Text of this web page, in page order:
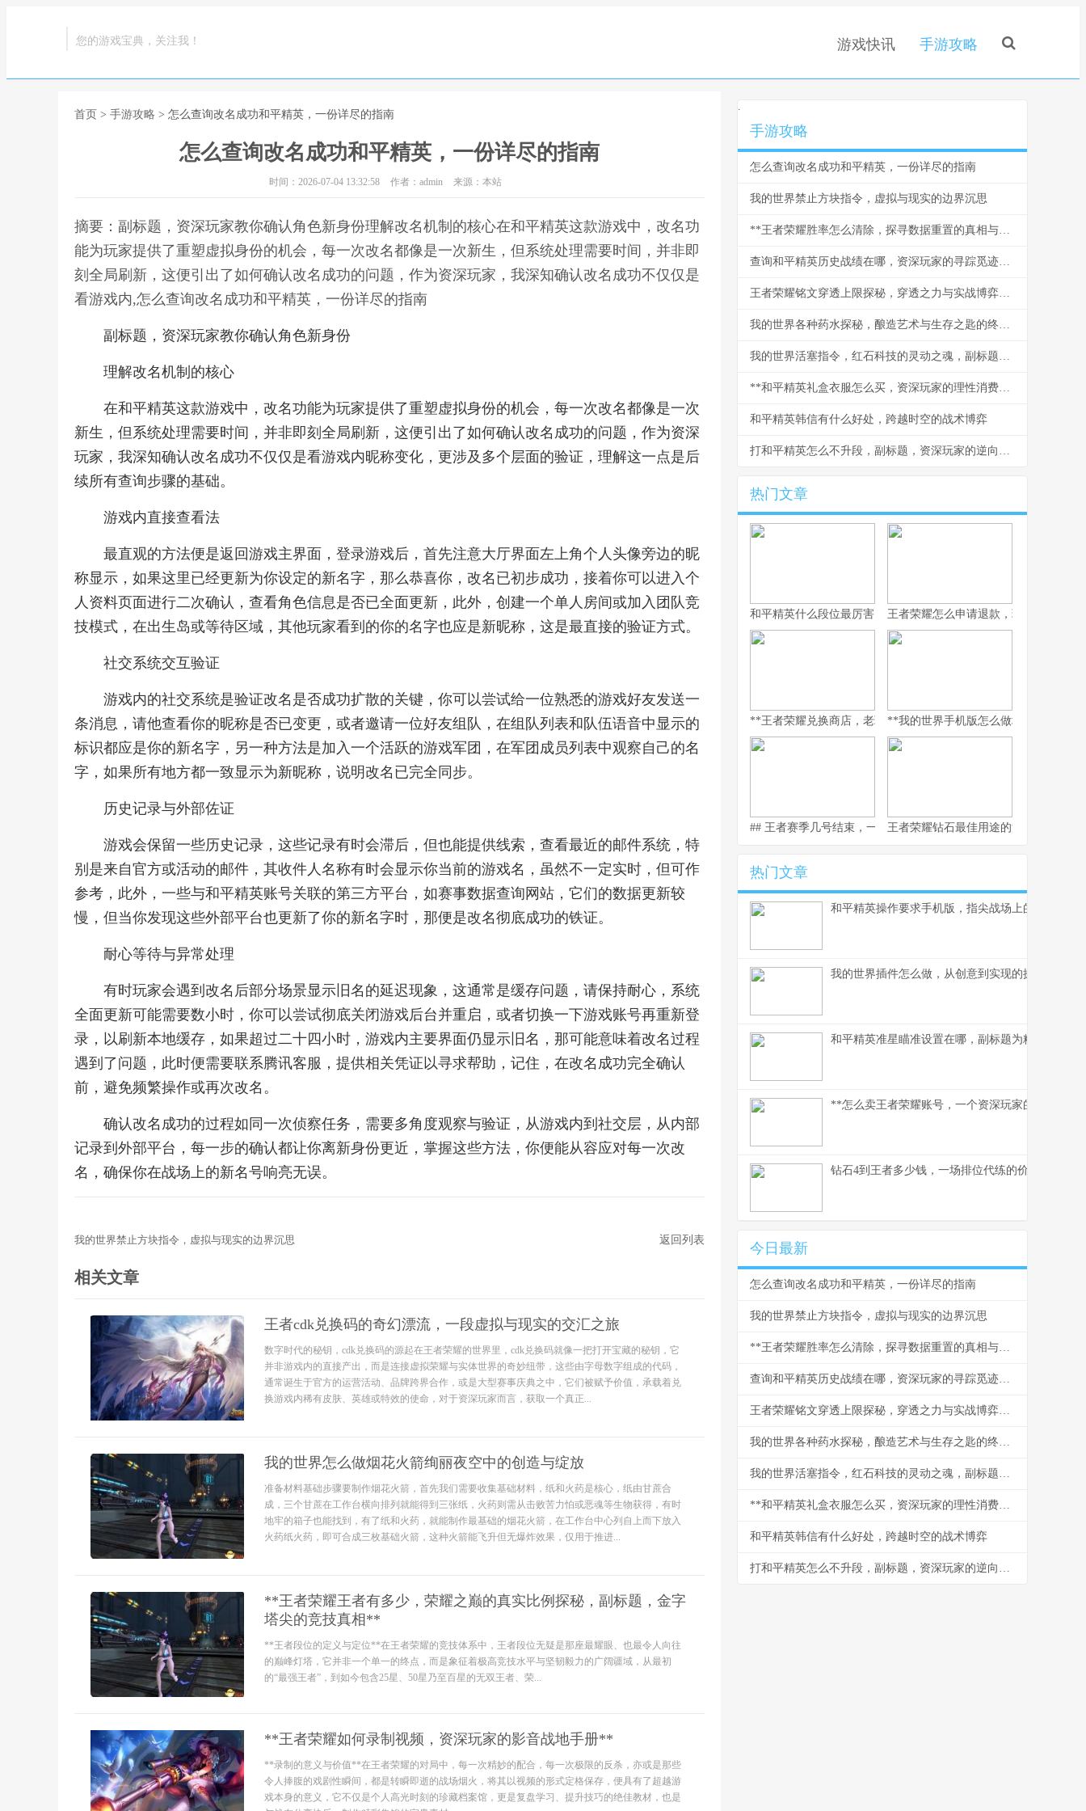
您的游戏宝典，关注我！ 游戏快讯 手游攻略
首页 > 手游攻略 > 怎么查询改名成功和平精英，一份详尽的指南
怎么查询改名成功和平精英，一份详尽的指南
时间：2026-07-04 13:32:58 作者：admin 来源：本站
摘要：副标题，资深玩家教你确认角色新身份理解改名机制的核心在和平精英这款游戏中，改名功
能为玩家提供了重塑虚拟身份的机会，每一次改名都像是一次新生，但系统处理需要时间，并非即
刻全局刷新，这便引出了如何确认改名成功的问题，作为资深玩家，我深知确认改名成功不仅仅是
看游戏内,怎么查询改名成功和平精英，一份详尽的指南
副标题，资深玩家教你确认角色新身份
理解改名机制的核心
在和平精英这款游戏中，改名功能为玩家提供了重塑虚拟身份的机会，每一次改名都像是一次
新生，但系统处理需要时间，并非即刻全局刷新，这便引出了如何确认改名成功的问题，作为资深
玩家，我深知确认改名成功不仅仅是看游戏内昵称变化，更涉及多个层面的验证，理解这一点是后
续所有查询步骤的基础。
游戏内直接查看法
最直观的方法便是返回游戏主界面，登录游戏后，首先注意大厅界面左上角个人头像旁边的昵
称显示，如果这里已经更新为你设定的新名字，那么恭喜你，改名已初步成功，接着你可以进入个
人资料页面进行二次确认，查看角色信息是否已全面更新，此外，创建一个单人房间或加入团队竞
技模式，在出生岛或等待区域，其他玩家看到的你的名字也应是新昵称，这是最直接的验证方式。
社交系统交互验证
游戏内的社交系统是验证改名是否成功扩散的关键，你可以尝试给一位熟悉的游戏好友发送一
条消息，请他查看你的昵称是否已变更，或者邀请一位好友组队，在组队列表和队伍语音中显示的
标识都应是你的新名字，另一种方法是加入一个活跃的游戏军团，在军团成员列表中观察自己的名
字，如果所有地方都一致显示为新昵称，说明改名已完全同步。
历史记录与外部佐证
游戏会保留一些历史记录，这些记录有时会滞后，但也能提供线索，查看最近的邮件系统，特
别是来自官方或活动的邮件，其收件人名称有时会显示你当前的游戏名，虽然不一定实时，但可作
参考，此外，一些与和平精英账号关联的第三方平台，如赛事数据查询网站，它们的数据更新较
慢，但当你发现这些外部平台也更新了你的新名字时，那便是改名彻底成功的铁证。
耐心等待与异常处理
有时玩家会遇到改名后部分场景显示旧名的延迟现象，这通常是缓存问题，请保持耐心，系统
全面更新可能需要数小时，你可以尝试彻底关闭游戏后台并重启，或者切换一下游戏账号再重新登
录，以刷新本地缓存，如果超过二十四小时，游戏内主要界面仍显示旧名，那可能意味着改名过程
遇到了问题，此时便需要联系腾讯客服，提供相关凭证以寻求帮助，记住，在改名成功完全确认
前，避免频繁操作或再次改名。
确认改名成功的过程如同一次侦察任务，需要多角度观察与验证，从游戏内到社交层，从内部
记录到外部平台，每一步的确认都让你离新身份更近，掌握这些方法，你便能从容应对每一次改
名，确保你在战场上的新名号响亮无误。
我的世界禁止方块指令，虚拟与现实的边界沉思 返回列表
相关文章
王者cdk兑换码的奇幻漂流，一段虚拟与现实的交汇之旅
数字时代的秘钥，cdk兑换码的源起在王者荣耀的世界里，cdk兑换码就像一把打开宝藏的秘钥，它
并非游戏内的直接产出，而是连接虚拟荣耀与实体世界的奇妙纽带，这些由字母数字组成的代码，
通常诞生于官方的运营活动、品牌跨界合作，或是大型赛事庆典之中，它们被赋予价值，承载着兑
换游戏内稀有皮肤、英雄或特效的使命，对于资深玩家而言，获取一个真正...
我的世界怎么做烟花火箭绚丽夜空中的创造与绽放
准备材料基础步骤要制作烟花火箭，首先我们需要收集基础材料，纸和火药是核心，纸由甘蔗合
成，三个甘蔗在工作台横向排列就能得到三张纸，火药则需从击败苦力怕或恶魂等生物获得，有时
地牢的箱子也能找到，有了纸和火药，就能制作最基础的烟花火箭，在工作台中心列自上而下放入
火药纸火药，即可合成三枚基础火箭，这种火箭能飞升但无爆炸效果，仅用于推进...
**王者荣耀王者有多少，荣耀之巅的真实比例探秘，副标题，金字
塔尖的竞技真相**
**王者段位的定义与定位**在王者荣耀的竞技体系中，王者段位无疑是那座最耀眼、也最令人向往
的巅峰灯塔，它并非一个单一的终点，而是象征着极高竞技水平与坚韧毅力的广阔疆域，从最初
的“最强王者”，到如今包含25星、50星乃至百星的无双王者、荣...
**王者荣耀如何录制视频，资深玩家的影音战地手册**
**录制的意义与价值**在王者荣耀的对局中，每一次精妙的配合，每一次极限的反杀，亦或是那些
令人捧腹的戏剧性瞬间，都是转瞬即逝的战场烟火，将其以视频的形式定格保存，便具有了超越游
戏本身的意义，它不仅是个人高光时刻的珍藏档案馆，更是复盘学习、提升技巧的绝佳教材，也是
.
手游攻略
怎么查询改名成功和平精英，一份详尽的指南
我的世界禁止方块指令，虚拟与现实的边界沉思
**王者荣耀胜率怎么清除，探寻数据重置的真相与心境**
查询和平精英历史战绩在哪，资深玩家的寻踪觅迹之道
王者荣耀铭文穿透上限探秘，穿透之力与实战博弈的终极思考
我的世界各种药水探秘，酿造艺术与生存之匙的终极解析
我的世界活塞指令，红石科技的灵动之魂，副标题，方块世界的逻辑艺术
**和平精英礼盒衣服怎么买，资深玩家的理性消费指南**
和平精英韩信有什么好处，跨越时空的战术博弈
打和平精英怎么不升段，副标题，资深玩家的逆向思考手记
热门文章
和平精英什么段位最厉害，探寻段位背后的实力真相，副标题，巅
王者荣耀怎么申请退款，玩家权益守
**王者荣耀兑换商店，老玩家的策略与情怀之地，副标题，积攒与
**我的世界手机版怎么做地狱门，手机
## 王者赛季几号结束，一场全民竞逐的时光仪式
王者荣耀钻石最佳用途的深度解析，副
热门文章
和平精英操作要求手机版，指尖战场上的生存法则
我的世界插件怎么做，从创意到实现的探索之旅
和平精英准星瞄准设置在哪，副标题为精准命中的
**怎么卖王者荣耀账号，一个资深玩家的实操指
钻石4到王者多少钱，一场排位代练的价格迷思，
今日最新
怎么查询改名成功和平精英，一份详尽的指南
我的世界禁止方块指令，虚拟与现实的边界沉思
**王者荣耀胜率怎么清除，探寻数据重置的真相与心境**
查询和平精英历史战绩在哪，资深玩家的寻踪觅迹之道
王者荣耀铭文穿透上限探秘，穿透之力与实战博弈的终极思考
我的世界各种药水探秘，酿造艺术与生存之匙的终极解析
我的世界活塞指令，红石科技的灵动之魂，副标题，方块世界的逻辑艺术
**和平精英礼盒衣服怎么买，资深玩家的理性消费指南**
和平精英韩信有什么好处，跨越时空的战术博弈
打和平精英怎么不升段，副标题，资深玩家的逆向思考手记